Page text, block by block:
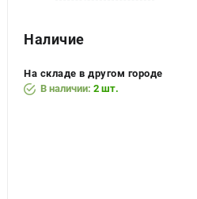
Наличие
На складе в другом городе
В наличии: 2 шт.